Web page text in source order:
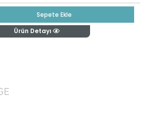
Sepete Ekle
Ürün Detayı